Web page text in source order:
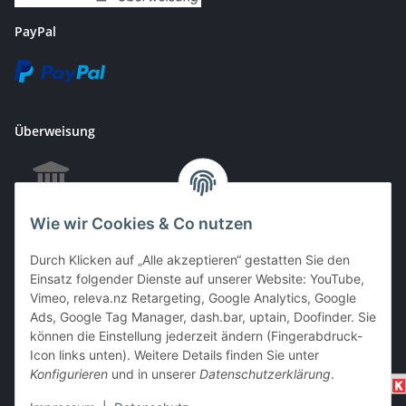
Wie wir Cookies & Co nutzen
Durch Klicken auf „Alle akzeptieren“ gestatten Sie den
Einsatz folgender Dienste auf unserer Website: YouTube,
Vimeo, releva.nz Retargeting, Google Analytics, Google
Ads, Google Tag Manager, dash.bar, uptain, Doofinder. Sie
können die Einstellung jederzeit ändern (Fingerabdruck-
Icon links unten). Weitere Details finden Sie unter
Konfigurieren und in unserer Datenschutzerklärung.
PayPal
Überweisung
EC & Kreditkartenzahlung bei Abholung
Barzahlung bei Abholung